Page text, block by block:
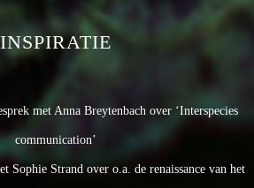
INSPIRATIE
met Anna Breytenbach over ‘Interspecies
communication’
Sophie Strand over o.a. de renaissance van het